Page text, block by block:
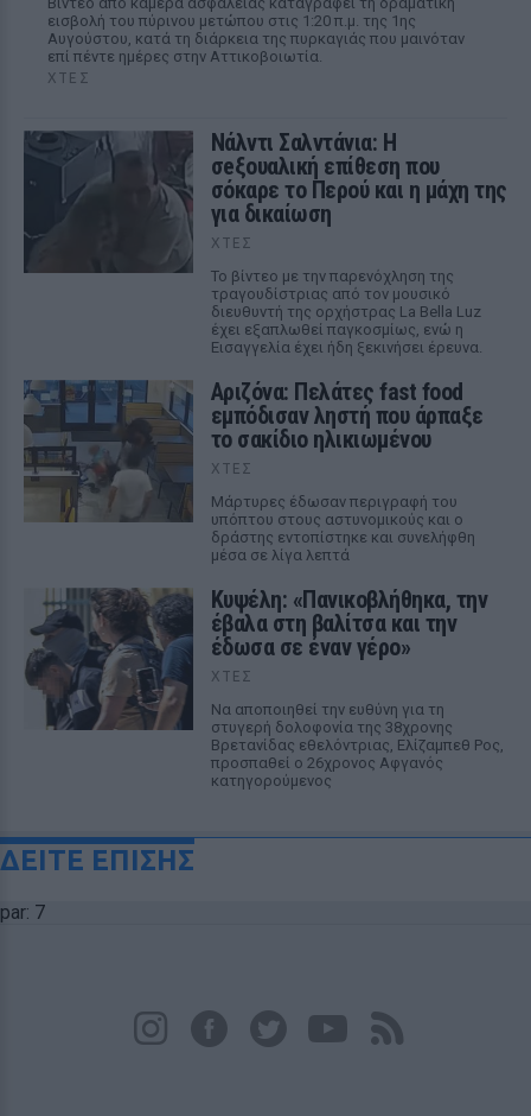
εισβολή του πύρινου μετώπου στις 1:20 π.μ. της 1ης
Αυγούστου, κατά τη διάρκεια της πυρκαγιάς που μαινόταν
επί πέντε ημέρες στην Αττικοβοιωτία.
ΧΤΕΣ
Νάλντι Σαλντάνια: Η
σeξουαλική επίθεση που
σόκαρε το Περού και η μάχη της
για δικαίωση
ΧΤΕΣ
Το βίντεο με την παρενόχληση της
τραγουδίστριας από τον μουσικό
διευθυντή της ορχήστρας La Bella Luz
έχει εξαπλωθεί παγκοσμίως, ενώ η
Εισαγγελία έχει ήδη ξεκινήσει έρευνα.
Αριζόνα: Πελάτες fast food
εμπόδισαν ληστή που άρπαξε
το σακίδιο ηλικιωμένου
ΧΤΕΣ
Μάρτυρες έδωσαν περιγραφή του
υπόπτου στους αστυνομικούς και ο
δράστης εντοπίστηκε και συνελήφθη
μέσα σε λίγα λεπτά
Κυψέλη: «Πανικοβλήθηκα, την
έβαλα στη βαλίτσα και την
έδωσα σε έναν γέρο»
ΧΤΕΣ
Να αποποιηθεί την ευθύνη για τη
στυγερή δολοφονία της 38χρονης
Βρετανίδας εθελόντριας, Ελίζαμπεθ Ρος,
προσπαθεί ο 26χρονος Αφγανός
κατηγορούμενος
ΔΕΙΤΕ ΕΠΙΣΗΣ
par: 7